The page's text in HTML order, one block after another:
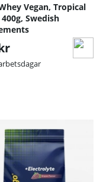
Vegan, Tropical
Swedish